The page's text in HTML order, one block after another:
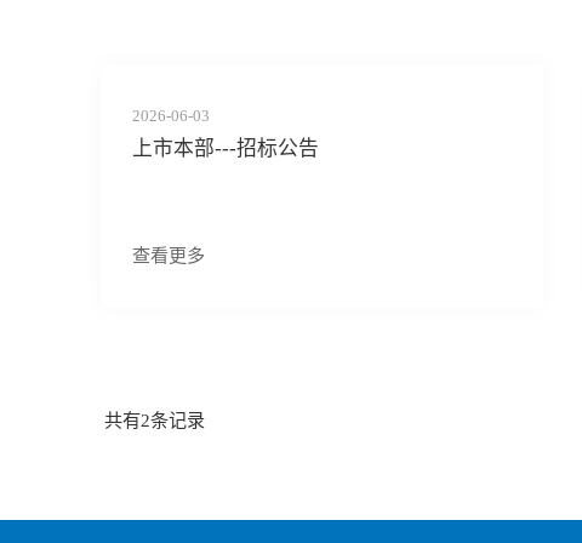
2026-06-03
上市本部---招标公告
查看更多
共有2条记录